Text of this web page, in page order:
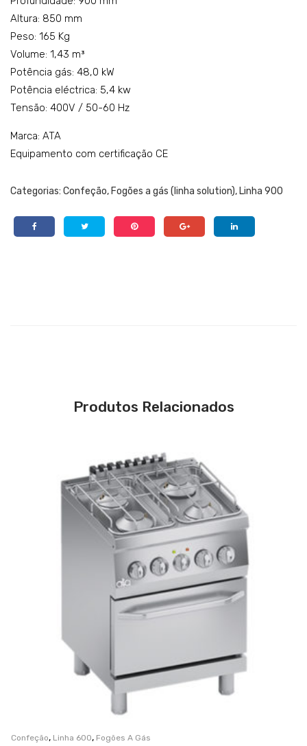
Altura: 850 mm
Peso: 165 Kg
Volume: 1,43 m³
Potência gás: 48,0 kW
Potência eléctrica: 5,4 kw
Tensão: 400V / 50-60 Hz
Marca: ATA
Equipamento com certificação CE
Categorias: Confeção, Fogões a gás (linha solution), Linha 900
Produtos Relacionados
Confeção, Linha 600, Fogões A Gás